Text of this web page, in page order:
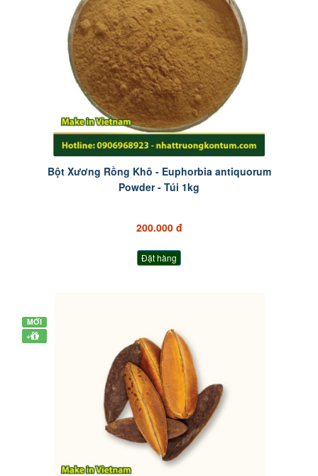
Bột Xương Rồng Khô - Euphorbia antiquorum
Powder - Túi 1kg
200.000 đ
Đặt hàng
MỚI
+